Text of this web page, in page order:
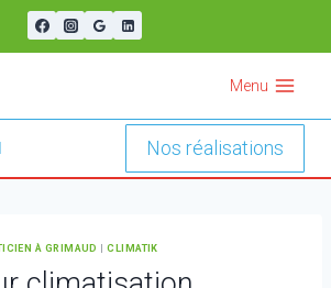
Menu
Nos réalisations
À GRIMAUD |CLIMATIK